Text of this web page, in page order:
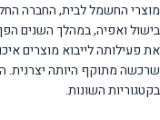
מוצרי החשמל לבית, החברה
בישול ואפיה, במהלך השנים
את פעילותה לייבוא מוצרים
שרכשה מתוקף היותה יצרנית.
בקטגוריות השונות.